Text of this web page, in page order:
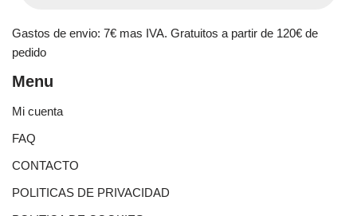
Gastos de envio: 7€ mas IVA. Gratuitos a partir de 120€ de
pedido
Menu
Mi cuenta
FAQ
CONTACTO
POLITICAS DE PRIVACIDAD